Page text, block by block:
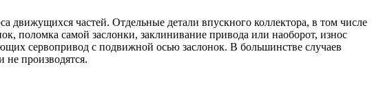
движущихся частей. Отдельные детали впускного коллектора, в том числе
поломка самой заслонки, заклинивание привода или наоборот, износ
сервопривод с подвижной осью заслонок. В большинстве случаев
не производятся.